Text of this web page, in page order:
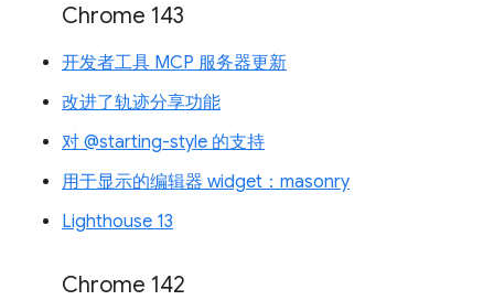
Chrome 143
开发者工具 MCP 服务器更新
改进了轨迹分享功能
对 @starting-style 的支持
用于显示的编辑器 widget：masonry
Lighthouse 13
Chrome 142